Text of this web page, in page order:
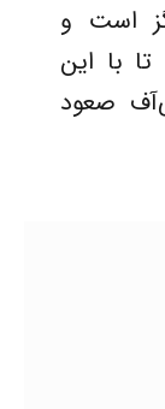
است و
با این
صعود